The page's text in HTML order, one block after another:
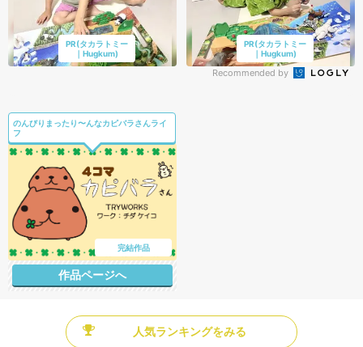
PR(タカラトミー
｜Hugkum)
PR(タカラトミー
｜Hugkum)
Recommended by
のんびりまったり〜んなカピバラさんライ
フ
完結作品
作品ページへ
人気ランキングをみる